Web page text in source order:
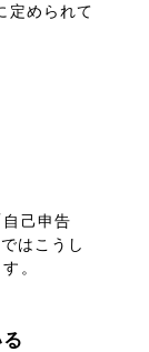
定められて
己申告
はこうし
。